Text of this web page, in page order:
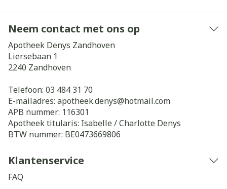
Neem contact met ons op
Apotheek Denys Zandhoven
Liersebaan 1
2240 Zandhoven
Telefoon: 03 484 31 70
E-mailadres: apotheek.denys@hotmail.com
APB nummer: 116301
Apotheek titularis: Isabelle / Charlotte Denys
BTW nummer: BE0473669806
Klantenservice
FAQ